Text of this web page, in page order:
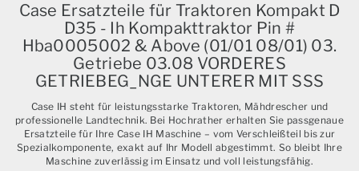
Case Ersatzteile für Traktoren Kompakt D
D35 - Ih Kompakttraktor Pin #
Hba0005002 & Above (01/01 08/01) 03.
Getriebe 03.08 VORDERES
GETRIEBEG_NGE UNTERER MIT SSS
Case IH steht für leistungsstarke Traktoren, Mähdrescher und
professionelle Landtechnik. Bei Hochrather erhalten Sie passgenaue
Ersatzteile für Ihre Case IH Maschine – vom Verschleißteil bis zur
Spezialkomponente, exakt auf Ihr Modell abgestimmt. So bleibt Ihre
Maschine zuverlässig im Einsatz und voll leistungsfähig.